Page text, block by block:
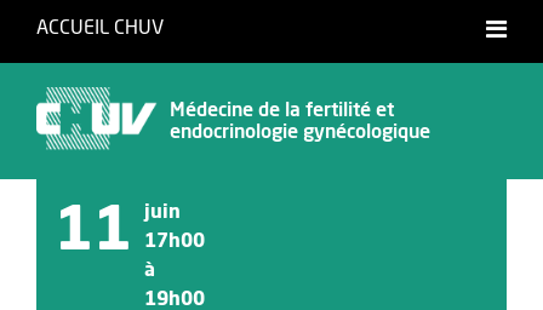
ACCUEIL CHUV
Français
Médecine de la fertilité et
endocrinologie gynécologique
11
juin
17h00
à
19h00